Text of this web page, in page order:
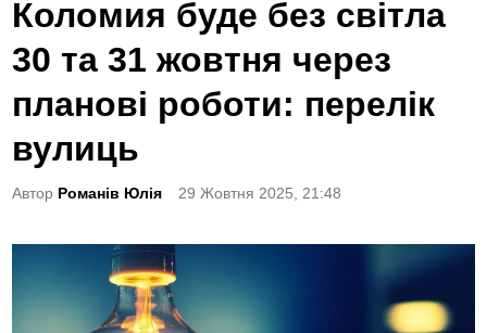
s
t
e
d
n
Коломия буде без світла
30 та 31 жовтня через
планові роботи: перелік
вулиць
Автор Романів Юлія 29 Жовтня 2025, 21:48